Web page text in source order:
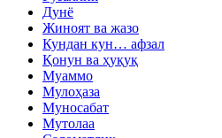
Дунё
Жиноят ва жазо
Кундан кун… афзал
Қонун ва ҳуқуқ
Муаммо
Мулоҳаза
Муносабат
Мутолаа